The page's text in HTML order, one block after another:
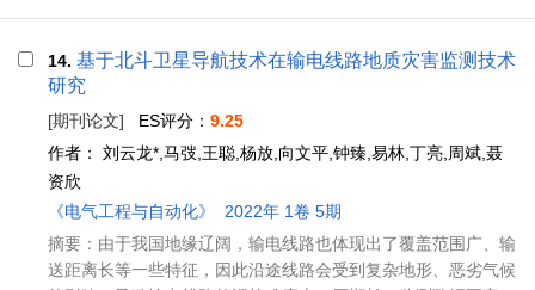
14. 基于北斗卫星导航技术在输电线路地质灾害监测技术
研究
[期刊论文] ES评分： 9.25
作者： 刘云龙*,马弢,王聪,杨放,向文平,钟臻,易林,丁亮,周斌,聂
资欣
《电气工程与自动化》
2022年 1卷 5期
摘要：由于我国地缘辽阔，输电线路也体现出了覆盖范围广、输
送距离长等一些特征，因此沿途线路会受到复杂地形、恶劣气候